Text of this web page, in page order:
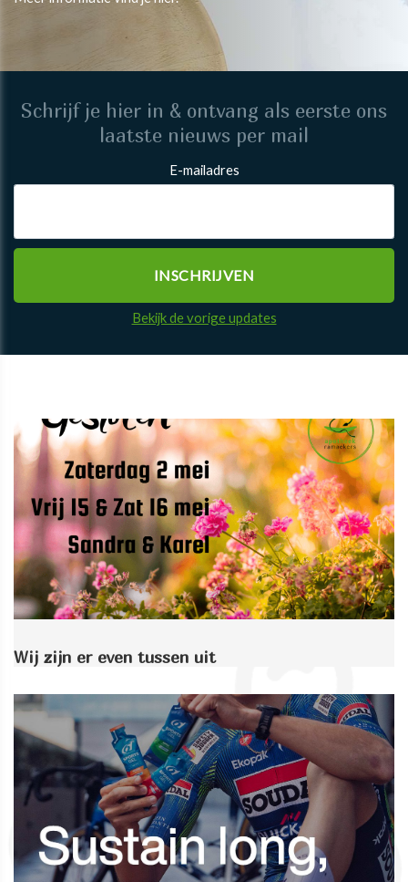
Schrijf je hier in & ontvang als eerste ons
laatste nieuws per mail
E-mailadres
Bekijk de vorige updates
Wij zijn er even tussen uit